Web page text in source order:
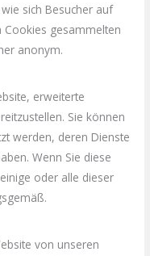
sich Besucher auf
Cookies gesammelten
anonym.
erweiterte
Sie können
werden, deren Dienste
Wenn Sie diese
oder alle dieser
von unseren